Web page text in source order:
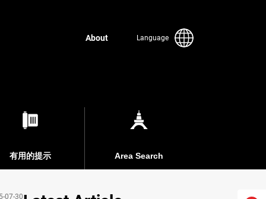
About Language
有用的提示 Area Search
07-30